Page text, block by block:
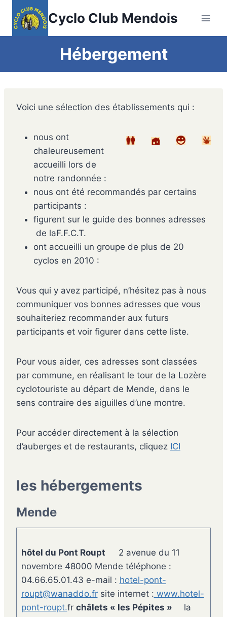
contenu
Cyclo Club Mendois
Hébergement
Voici une sélection des établissements qui :
nous ont
chaleureusement
accueilli lors de
notre randonnée :
nous ont été recommandés par certains
participants :
figurent sur le guide des bonnes adresses
de laF.F.C.T.
ont accueilli un groupe de plus de 20
cyclos en 2010 :
Vous qui y avez participé, n’hésitez pas à nous
communiquer vos bonnes adresses que vous
souhaiteriez recommander aux futurs
participants et voir figurer dans cette liste.
Pour vous aider, ces adresses sont classées
par commune, en réalisant le tour de la Lozère
cyclotouriste au départ de Mende, dans le
sens contraire des aiguilles d’une montre.
Pour accéder directement à la sélection
d’auberges et de restaurants, cliquez ICI
les hébergements
Mende
hôtel du Pont Roupt
2 avenue du 11
novembre 48000 Mende téléphone :
04.66.65.01.43 e-mail : hotel-pont-
roupt@wanaddo.frsite internet : www.hotel-
pont-roupt.fr châlets « les Pépites »
la